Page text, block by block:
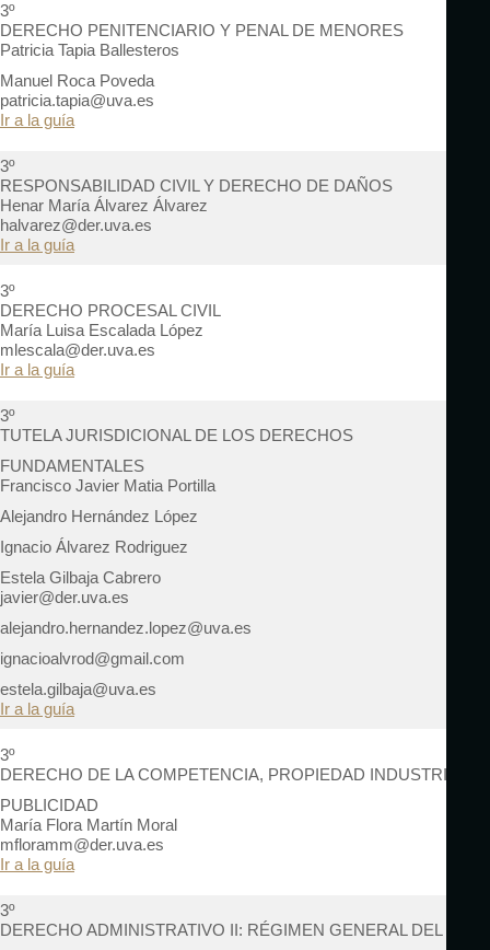
3º
DERECHO PENITENCIARIO Y PENAL DE MENORES
Patricia Tapia Ballesteros
Manuel Roca Poveda
patricia.tapia@uva.es
Ir a la guía
3º
RESPONSABILIDAD CIVIL Y DERECHO DE DAÑOS
Henar María Álvarez Álvarez
halvarez@der.uva.es
Ir a la guía
3º
DERECHO PROCESAL CIVIL
María Luisa Escalada López
mlescala@der.uva.es
Ir a la guía
3º
TUTELA JURISDICIONAL DE LOS DERECHOS
FUNDAMENTALES
Francisco Javier Matia Portilla
Alejandro Hernández López
Ignacio Álvarez Rodriguez
Estela Gilbaja Cabrero
javier@der.uva.es
alejandro.hernandez.lopez@uva.es
ignacioalvrod@gmail.com
estela.gilbaja@uva.es
Ir a la guía
3º
DERECHO DE LA COMPETENCIA, PROPIEDAD INDUSTRIAL Y
PUBLICIDAD
María Flora Martín Moral
mfloramm@der.uva.es
Ir a la guía
3º
DERECHO ADMINISTRATIVO II: RÉGIMEN GENERAL DEL